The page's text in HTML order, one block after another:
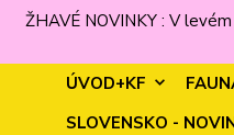
ŽHAVÉ NOVINKY : V
ÚVOD+KF
SLOVENSKO -